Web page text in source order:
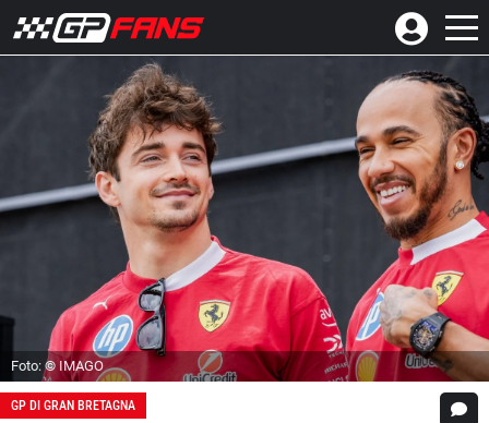
Foto: © IMAGO
GP DI GRAN BRETAGNA